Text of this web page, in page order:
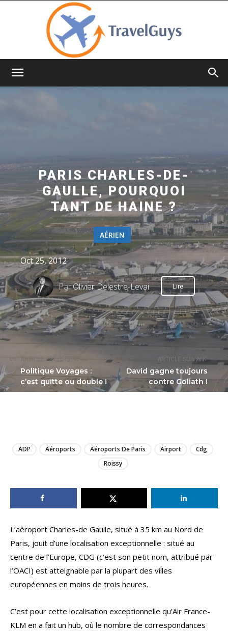
ARTICLE PRÉCÉDENT
Politique Voyages :
c’est quitte ou double !
ARTICLE SUIVANT
David gagne toujours
contre Goliath !
PARIS CHARLES-DE-
GAULLE, POURQUOI
TANT DE HAINE ?
AÉRIEN
Oct 25, 2012
ParOlivier Delestre-Levai Lire
ADP Aéroports Aéroports De Paris Airport
Cdg
Roissy
L’aéroport Charles-de Gaulle, situé à 35 km au Nord de
Paris, jouit d’une localisation exceptionnelle : situé au
centre de l’Europe, CDG (c’est son petit nom, attribué par
l’OACI) est atteignable par la plupart des villes
européennes en moins de trois heures.
C’est pour cette localisation exceptionnelle qu’Air France-
KLM en a fait un hub, où le nombre de correspondances